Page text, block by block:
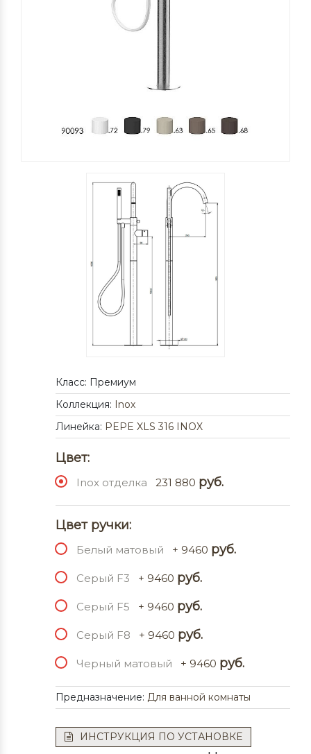
Класс: Премиум
Коллекция: Inox
Линейка: PEPE XLS 316 INOX
Цвет:
Inox отделка 231 880 руб.
Цвет ручки:
Белый матовый + 9460 руб.
Серый F3 + 9460 руб.
Серый F5 + 9460 руб.
Серый F8 + 9460 руб.
Черный матовый + 9460 руб.
Предназначение: Для ванной комнаты
ИНСТРУКЦИЯ ПО УСТАНОВКЕ